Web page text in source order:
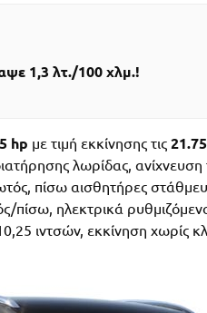
1,3 λτ./100 χλμ.!
hp με τιμή εκκίνησης τις
λωρίδας, ανίχνευση
πίσω αισθητήρες
πίσω, ηλεκτρικά
ιντσών, εκκίνηση χωρίς